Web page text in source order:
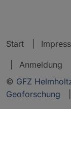
Start
Anmeldung
© GFZ
Geoforschung |